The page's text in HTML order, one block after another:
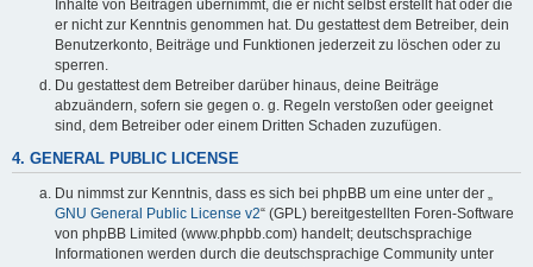
Inhalte von Beiträgen übernimmt, die er nicht selbst erstellt hat oder die
er nicht zur Kenntnis genommen hat. Du gestattest dem Betreiber, dein
Benutzerkonto, Beiträge und Funktionen jederzeit zu löschen oder zu
sperren.
Du gestattest dem Betreiber darüber hinaus, deine Beiträge
abzuändern, sofern sie gegen o. g. Regeln verstoßen oder geeignet
sind, dem Betreiber oder einem Dritten Schaden zuzufügen.
4. GENERAL PUBLIC LICENSE
Du nimmst zur Kenntnis, dass es sich bei phpBB um eine unter der „
GNU General Public License v2“ (GPL) bereitgestellten Foren-Software
von phpBB Limited (www.phpbb.com) handelt; deutschsprachige
Informationen werden durch die deutschsprachige Community unter